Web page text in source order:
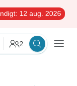
12 aug. 2026
2